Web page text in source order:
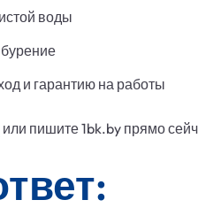
воды
и гарантию на работы
или пишите 1bk.by прямо